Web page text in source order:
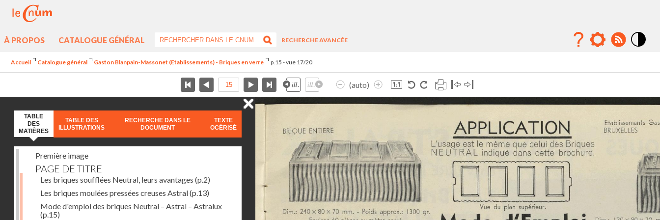
À PROPOS CATALOGUE GÉNÉRAL
RECHERCHE AVANCÉE
Accueil Catalogue général Gaston Blanpain-Massonet (Etablissements) - Briques en verre p.15 - vue 17/20
(auto)
TABLE
DES
MATIÈRES
TABLE DES
ILLUSTRATIONS
RECHERCHE DANS LE
DOCUMENT
TEXTE
OCÉRISÉ
Première image
PAGE DE TITRE
Les briques soufflées Neutral, leurs avantages (p.2)
Les briques moulées pressées creuses Astral(p.13)
Mode d'emploi des briques Neutral – Astral – Astralux
(p.15)